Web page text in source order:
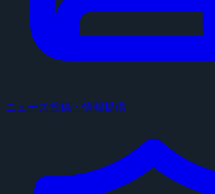
ニュース投稿・情報提供